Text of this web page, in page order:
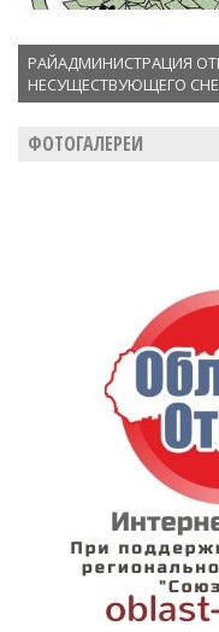
РАЙАДМИНИСТРАЦИЯ
НЕСУЩЕСТВУЮЩЕГО
ФОТОГАЛЕРЕИ